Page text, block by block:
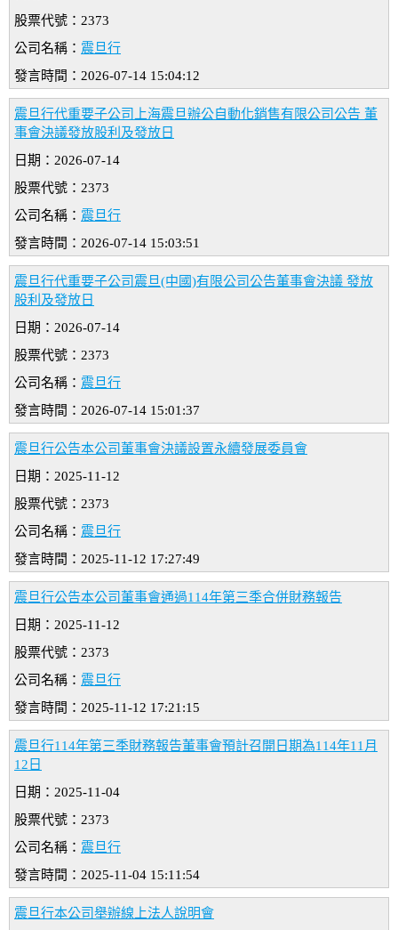
股票代號：2373
公司名稱： 震旦行
發言時間：2026-07-14 15:04:12
震旦行代重要子公司上海震旦辦公自動化銷售有限公司公告 董
事會決議發放股利及發放日
日期：2026-07-14
股票代號：2373
公司名稱： 震旦行
發言時間：2026-07-14 15:03:51
震旦行代重要子公司震旦(中國)有限公司公告董事會決議 發放
股利及發放日
日期：2026-07-14
股票代號：2373
公司名稱： 震旦行
發言時間：2026-07-14 15:01:37
震旦行公告本公司董事會決議設置永續發展委員會
日期：2025-11-12
股票代號：2373
公司名稱： 震旦行
發言時間：2025-11-12 17:27:49
震旦行公告本公司董事會通過114年第三季合併財務報告
日期：2025-11-12
股票代號：2373
公司名稱： 震旦行
發言時間：2025-11-12 17:21:15
震旦行114年第三季財務報告董事會預計召開日期為114年11月
12日
日期：2025-11-04
股票代號：2373
公司名稱： 震旦行
發言時間：2025-11-04 15:11:54
震旦行本公司舉辦線上法人說明會